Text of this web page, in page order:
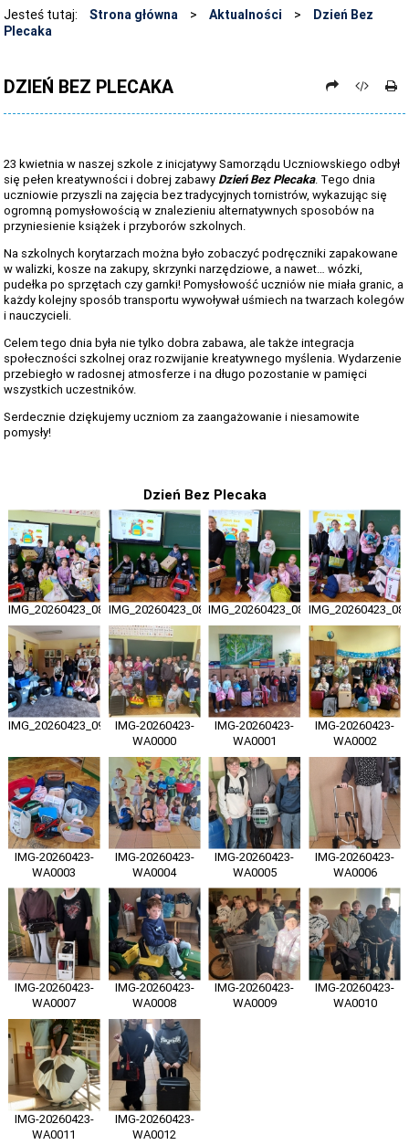
LINKI
STOSOWANIE TECHNOLOGII TIK - TABLICA INTERAKTYWNA
DANE OSOBOWE
Jesteś tutaj: Strona główna > Aktualności >
Dzień Bez
Plecaka
DZIEŃ BEZ PLECAKA
23 kwietnia w naszej szkole z inicjatywy Samorządu Uczniowskiego odbył
się pełen kreatywności i dobrej zabawy Dzień Bez Plecaka. Tego dnia
uczniowie przyszli na zajęcia bez tradycyjnych tornistrów, wykazując się
ogromną pomysłowością w znalezieniu alternatywnych sposobów na
przyniesienie książek i przyborów szkolnych.
Na szkolnych korytarzach można było zobaczyć podręczniki zapakowane
w walizki, kosze na zakupy, skrzynki narzędziowe, a nawet… wózki,
pudełka po sprzętach czy garnki! Pomysłowość uczniów nie miała granic, a
każdy kolejny sposób transportu wywoływał uśmiech na twarzach kolegów
i nauczycieli.
Celem tego dnia była nie tylko dobra zabawa, ale także integracja
społeczności szkolnej oraz rozwijanie kreatywnego myślenia. Wydarzenie
przebiegło w radosnej atmosferze i na długo pozostanie w pamięci
wszystkich uczestników.
Serdecznie dziękujemy uczniom za zaangażowanie i niesamowite
pomysły!
Dzień Bez Plecaka
IMG_20260423_080933IMG_20260423_081103IMG_20260423_081156
IMG_20260423_095358IMG-20260423-
WA0000
IMG-20260423-
WA0001
IMG-20260423-
WA0002
IMG-20260423-
WA0003
IMG-20260423-
WA0004
IMG-20260423-
WA0005
IMG-20260423-
WA0006
IMG-20260423-
WA0007
IMG-20260423-
WA0008
IMG-20260423-
WA0009
IMG-20260423-
WA0010
IMG-20260423-
WA0011
IMG-20260423-
WA0012